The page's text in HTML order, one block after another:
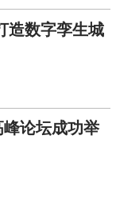
造数字孪生城
论坛成功举